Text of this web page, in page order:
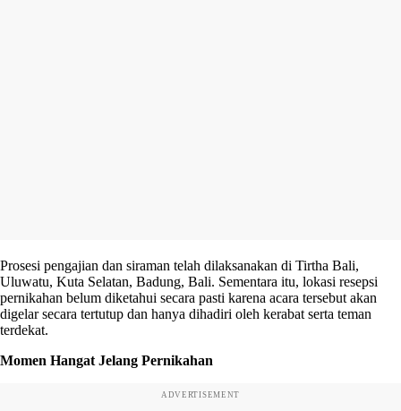
Prosesi pengajian dan siraman telah dilaksanakan di Tirtha Bali,
Uluwatu, Kuta Selatan, Badung, Bali. Sementara itu, lokasi resepsi
pernikahan belum diketahui secara pasti karena acara tersebut akan
digelar secara tertutup dan hanya dihadiri oleh kerabat serta teman
terdekat.
Momen Hangat Jelang Pernikahan
ADVERTISEMENT